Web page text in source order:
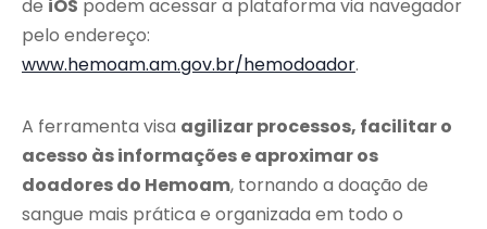
de iOS podem acessar a plataforma via navegador
pelo endereço:
www.hemoam.am.gov.br/hemodoador.
A ferramenta visa agilizar processos, facilitar o
acesso às informações e aproximar os
doadores do Hemoam, tornando a doação de
sangue mais prática e organizada em todo o